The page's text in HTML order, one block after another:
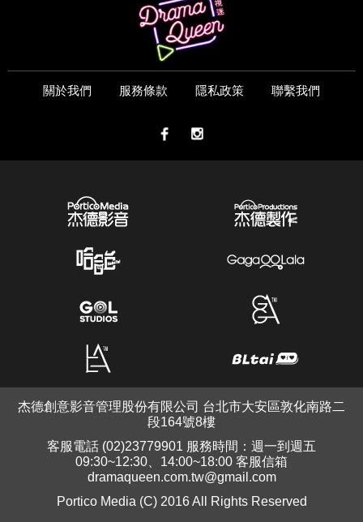
關於我們 服務條款 隱私政策 聯繫我們
杰德創意影音管理股份有限公司 台北市大安區敦化南路二
段164號8樓
客服電話 (02)23779901 服務時間：週一到週五
09:30~12:30、14:00~18:00 客服信箱
dramaqueen.com.tw@gmail.com
Portico Media (C) 2016 All Rights Reserved